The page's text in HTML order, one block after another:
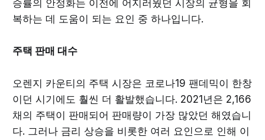
승률의 안정화는 이전에 어지러웠던 시장의 균형을 회
복하는 데 도움이 되는 요인 중 하나입니다.
주택 판매 대수
오렌지 카운티의 주택 시장은 코로나19 팬데믹이 한창
이던 시기에도 훨씬 더 활발했습니다. 2021년은 2,166
채의 주택이 판매되어 판매량이 가장 많았던 해였습니
다. 그러나 금리 상승을 비롯한 여러 요인으로 인해 이